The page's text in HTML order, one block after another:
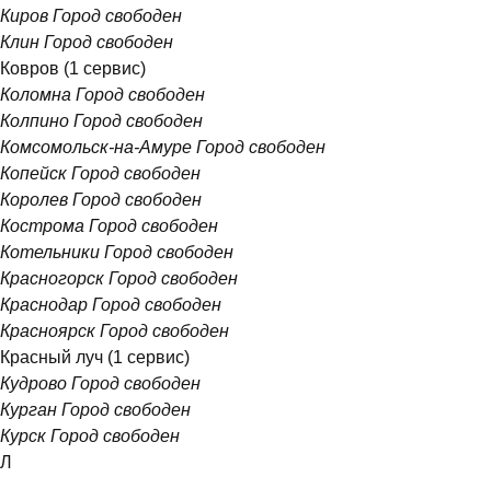
Киров Город свободен
Клин Город свободен
Ковров (1 сервис)
Коломна Город свободен
Колпино Город свободен
Комсомольск-на-Амуре Город свободен
Копейск Город свободен
Королев Город свободен
Кострома Город свободен
Котельники Город свободен
Красногорск Город свободен
Краснодар Город свободен
Красноярск Город свободен
Красный луч (1 сервис)
Кудрово Город свободен
Курган Город свободен
Курск Город свободен
Л